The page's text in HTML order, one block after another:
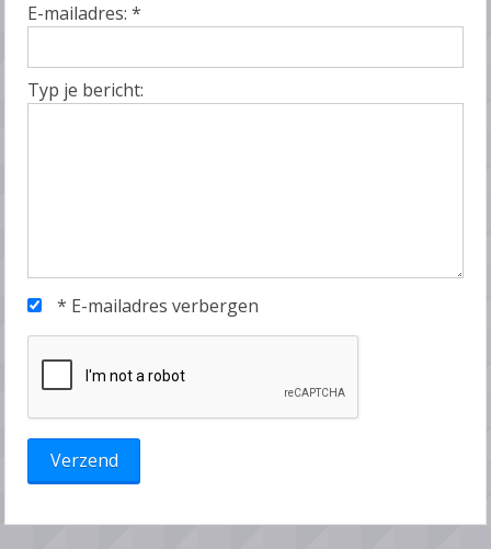
E-mailadres:*
Typ je bericht:
* E-mailadres verbergen